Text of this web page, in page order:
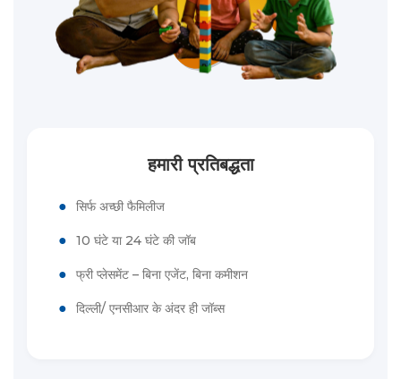
हमारी प्रतिबद्धता
● सिर्फ अच्छी फैमिलीज
● 10 घंटे या 24 घंटे की जॉब
● फ्री प्लेसमेंट – बिना एजेंट, बिना कमीशन
● दिल्ली/ एनसीआर के अंदर ही जॉब्स